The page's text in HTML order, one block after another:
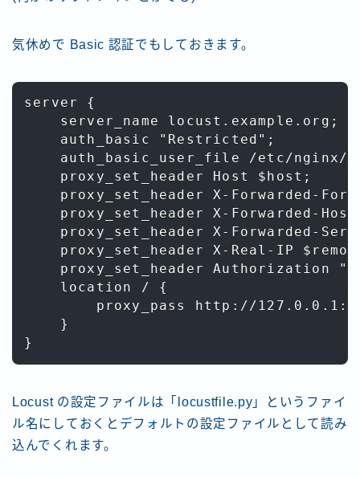
気休めで Basic 認証でもしておきます。
server {
    server_name locust.example.org;
    auth_basic "Restricted";
auth_basic_user_file /etc/nginx/
    proxy_set_header Host $host;
proxy_set_header X-Forwarded-For
proxy_set_header X-Forwarded-
proxy_set_header X-Forwarded-
proxy_set_header X-Real-IP
proxy_set_header Authorization
    location / {
proxy_pass http://
    }
Locust の設定ファイルは「locustfile.py」というファイ
ル名にしておくとデフォルトの設定ファイルとして読み
込んでくれます。